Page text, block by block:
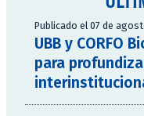
Publicado el 07 de
UBB y CORFO
para